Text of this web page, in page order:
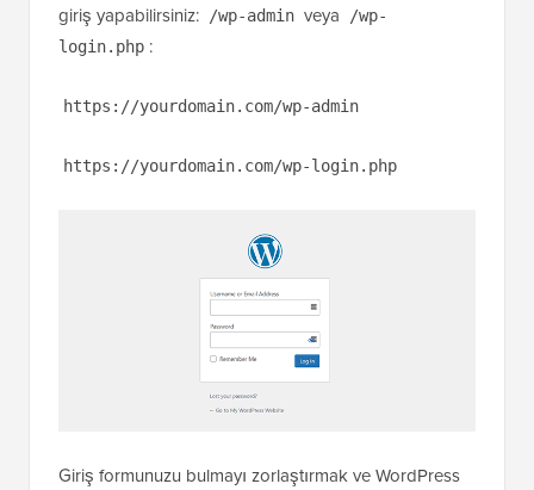
giriş yapabilirsiniz:
/wp-admin veya
/wp-
login.php :
https://yourdomain.com/wp-admin
https://yourdomain.com/wp-login.php
Giriş formunuzu bulmayı zorlaştırmak ve WordPress